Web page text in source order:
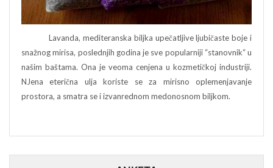
Lavanda, mediteranska biljka upečatljive ljubičaste boje i
snažnog mirisa, poslednjih godina je sve popularniji “stanovnik“ u
našim baštama. Ona je veoma cenjena u kozmetičkoj industriji.
NJena eterična ulja koriste se za mirisno oplemenjavanje
prostora, a smatra se i izvanrednom medonosnom biljkom.